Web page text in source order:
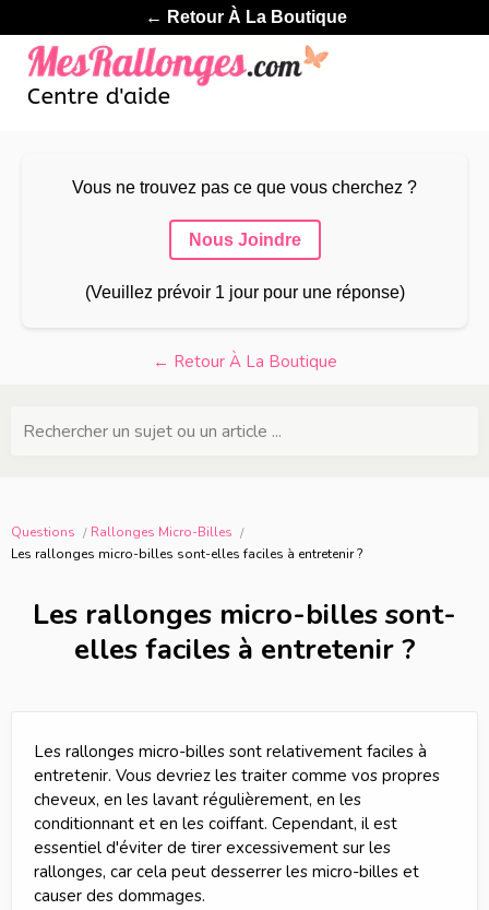
← Retour À La Boutique
Vous ne trouvez pas ce que vous cherchez ?
Nous Joindre
(Veuillez prévoir 1 jour pour une réponse)
← Retour À La Boutique
Rechercher un sujet ou un article ...
Questions
Rallonges Micro-Billes
Les rallonges micro-billes sont-elles faciles à entretenir ?
Les rallonges micro-billes sont-
elles faciles à entretenir ?
Les rallonges micro-billes sont relativement faciles à
entretenir. Vous devriez les traiter comme vos propres
cheveux, en les lavant régulièrement, en les
conditionnant et en les coiffant. Cependant, il est
essentiel d'éviter de tirer excessivement sur les
rallonges, car cela peut desserrer les micro-billes et
causer des dommages.